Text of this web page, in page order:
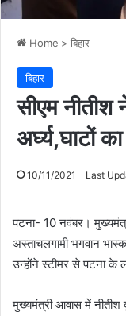
Home > बिहार
बिहार
सीएम नीतीश
अर्घ्य,घाटों
10/11/2021 Last
पटना- 10 नवंबर।
अस्ताचलगामी भगवान
उन्होंने स्टीमर से पटना के
मुख्यमंत्री आवास में